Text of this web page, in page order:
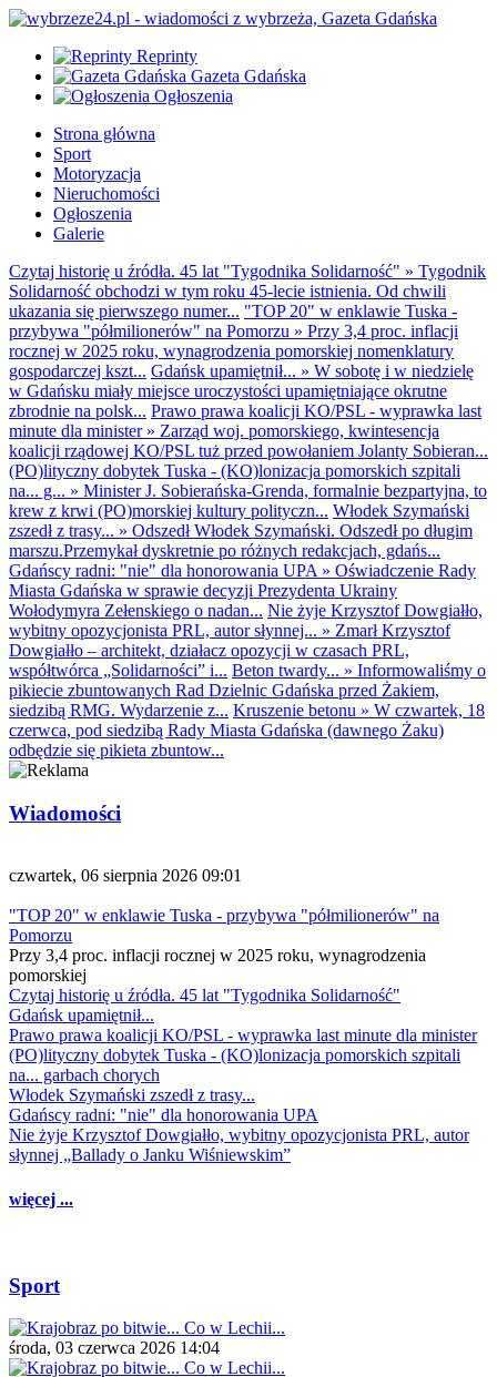
Reprinty
Gazeta Gdańska
Ogłoszenia
Strona główna
Sport
Motoryzacja
Nieruchomości
Ogłoszenia
Galerie
Czytaj historię u źródła. 45 lat "Tygodnika Solidarność" » Tygodnik
Solidarność obchodzi w tym roku 45-lecie istnienia. Od chwili
ukazania się pierwszego numer... "TOP 20" w enklawie Tuska -
przybywa "półmilionerów" na Pomorzu » Przy 3,4 proc. inflacji
rocznej w 2025 roku, wynagrodzenia pomorskiej nomenklatury
gospodarczej kszt... Gdańsk upamiętnił... » W sobotę i w niedzielę
w Gdańsku miały miejsce uroczystości upamiętniające okrutne
zbrodnie na polsk... Prawo prawa koalicji KO/PSL - wyprawka last
minute dla minister» Zarząd woj. pomorskiego, kwintesencja
koalicji rządowej KO/PSL tuż przed powołaniem Jolanty Sobieran...
(PO)lityczny dobytek Tuska - (KO)lonizacja pomorskich szpitali
na... g... » Minister J. Sobierańska-Grenda, formalnie bezpartyjna, to
krew z krwi (PO)morskiej kultury polityczn... Włodek Szymański
zszedł z trasy... » Odszedł Włodek Szymański. Odszedł po długim
marszu.Przemykał dyskretnie po różnych redakcjach, gdańs...
Gdańscy radni: "nie" dla honorowania UPA » Oświadczenie Rady
Miasta Gdańska w sprawie decyzji Prezydenta Ukrainy
Wołodymyra Zełenskiego o nadan... Nie żyje Krzysztof Dowgiałło,
wybitny opozycjonista PRL, autor słynnej... » Zmarł Krzysztof
Dowgiałło – architekt, działacz opozycji w czasach PRL,
współtwórca „Solidarności” i... Beton twardy... » Informowaliśmy o
pikiecie zbuntowanych Rad Dzielnic Gdańska przed Żakiem,
siedzibą RMG. Wydarzenie z... Kruszenie betonu » W czwartek, 18
czerwca, pod siedzibą Rady Miasta Gdańska (dawnego Żaku)
odbędzie się pikieta zbuntow...
Wiadomości
czwartek, 06 sierpnia 2026 09:01
"TOP 20" w enklawie Tuska - przybywa "półmilionerów" na
Pomorzu
Przy 3,4 proc. inflacji rocznej w 2025 roku, wynagrodzenia
pomorskiej
Czytaj historię u źródła. 45 lat "Tygodnika Solidarność"
Gdańsk upamiętnił...
Prawo prawa koalicji KO/PSL - wyprawka last minute dla minister
(PO)lityczny dobytek Tuska - (KO)lonizacja pomorskich szpitali
na... garbach chorych
Włodek Szymański zszedł z trasy...
Gdańscy radni: "nie" dla honorowania UPA
Nie żyje Krzysztof Dowgiałło, wybitny opozycjonista PRL, autor
słynnej „Ballady o Janku Wiśniewskim”
więcej ...
Sport
środa, 03 czerwca 2026 14:04